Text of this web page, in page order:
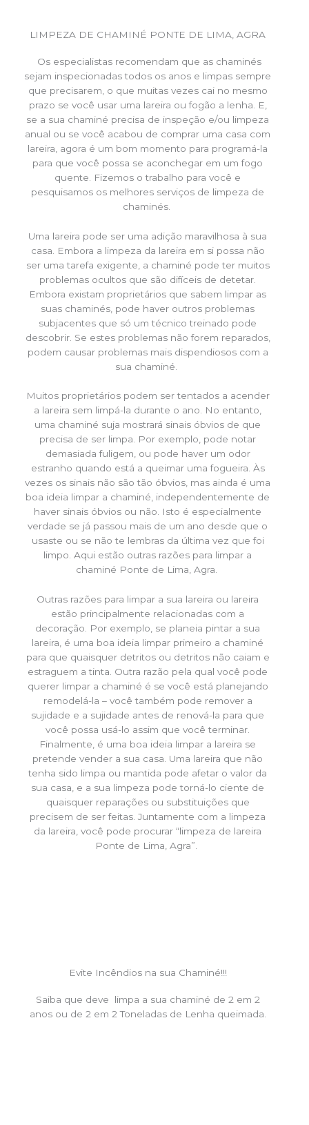
LIMPEZA DE CHAMINÉ PONTE DE LIMA, AGRA
Os especialistas recomendam que as chaminés
sejam inspecionadas todos os anos e limpas sempre
que precisarem, o que muitas vezes cai no mesmo
prazo se você usar uma lareira ou fogão a lenha. E,
se a sua chaminé precisa de inspeção e/ou limpeza
anual ou se você acabou de comprar uma casa com
lareira, agora é um bom momento para programá-la
para que você possa se aconchegar em um fogo
quente. Fizemos o trabalho para você e
pesquisamos os melhores serviços de limpeza de
chaminés.
Uma lareira pode ser uma adição maravilhosa à sua
casa. Embora a limpeza da lareira em si possa não
ser uma tarefa exigente, a chaminé pode ter muitos
problemas ocultos que são difíceis de detetar.
Embora existam proprietários que sabem limpar as
suas chaminés, pode haver outros problemas
subjacentes que só um técnico treinado pode
descobrir. Se estes problemas não forem reparados,
podem causar problemas mais dispendiosos com a
sua chaminé.
Muitos proprietários podem ser tentados a acender
a lareira sem limpá-la durante o ano. No entanto,
uma chaminé suja mostrará sinais óbvios de que
precisa de ser limpa. Por exemplo, pode notar
demasiada fuligem, ou pode haver um odor
estranho quando está a queimar uma fogueira. Às
vezes os sinais não são tão óbvios, mas ainda é uma
boa ideia limpar a chaminé, independentemente de
haver sinais óbvios ou não. Isto é especialmente
verdade se já passou mais de um ano desde que o
usaste ou se não te lembras da última vez que foi
limpo. Aqui estão outras razões para limpar a
chaminé Ponte de Lima, Agra.
Outras razões para limpar a sua lareira ou lareira
estão principalmente relacionadas com a
decoração. Por exemplo, se planeia pintar a sua
lareira, é uma boa ideia limpar primeiro a chaminé
para que quaisquer detritos ou detritos não caiam e
estraguem a tinta. Outra razão pela qual você pode
querer limpar a chaminé é se você está planejando
remodelá-la – você também pode remover a
sujidade e a sujidade antes de renová-la para que
você possa usá-lo assim que você terminar.
Finalmente, é uma boa ideia limpar a lareira se
pretende vender a sua casa. Uma lareira que não
tenha sido limpa ou mantida pode afetar o valor da
sua casa, e a sua limpeza pode torná-lo ciente de
quaisquer reparações ou substituições que
precisem de ser feitas. Juntamente com a limpeza
da lareira, você pode procurar “limpeza de lareira
Ponte de Lima, Agra”.
Evite Incêndios na sua Chaminé!!!
Saiba que deve limpa a sua chaminé de 2 em 2
anos ou de 2 em 2 Toneladas de Lenha queimada.